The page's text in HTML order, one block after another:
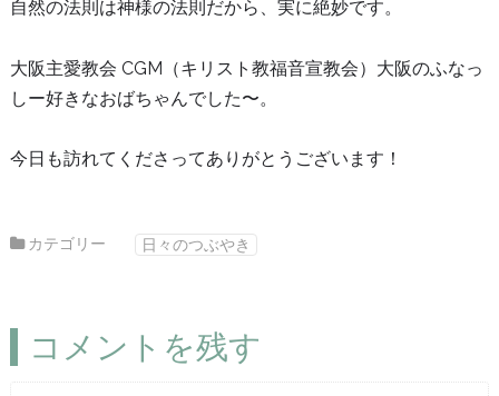
自然の法則は神様の法則だから、実に絶妙です。
大阪主愛教会 CGM（キリスト教福音宣教会）大阪のふなっ
しー好きなおばちゃんでした〜。
今日も訪れてくださってありがとうございます！
カテゴリー 日々のつぶやき
コメントを残す